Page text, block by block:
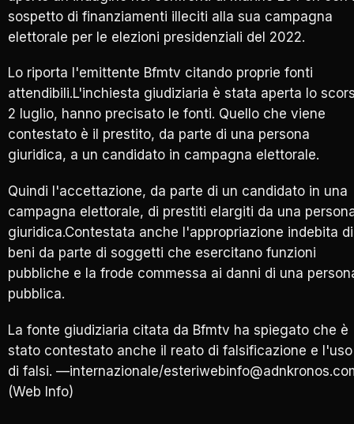
sospetto di finanziamenti illeciti alla sua campagna
elettorale per le elezioni presidenziali del 2022.
Lo riporta l'emittente Bfmtv citando proprie fonti
attendibili.L'inchiesta giudiziaria è stata aperta lo
2 luglio, hanno precisato le fonti. Quello che viene
contestato è il prestito, da parte di una persona
giuridica, a un candidato in campagna elettorale.
Quindi l'accettazione, da parte di un candidato in una
campagna elettorale, di prestiti elargiti da una
giuridica.Contestata anche l'appropriazione indebita di
beni da parte di soggetti che esercitano funzioni
pubbliche e la frode commessa ai danni di una
pubblica.
La fonte giudiziaria citata da Bfmtv ha spiegato che è
stato contestato anche il reato di falsificazione e l'uso
di falsi. —internazionale/
(Web Info)